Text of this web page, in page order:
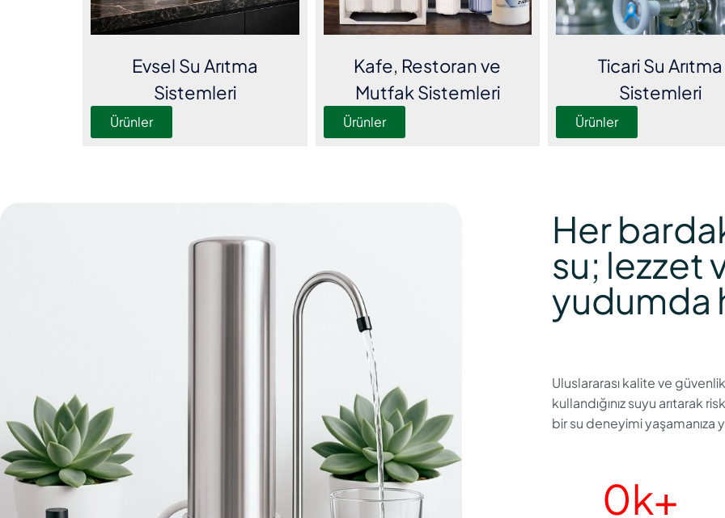
Evsel Su Arıtma
Sistemleri
Ürünler
Kafe, Restoran ve
Mutfak Sistemleri
Ürünler
Ticari Su Arıtma
Sistemleri
Ürünler
Her
su; lezzet
yudumda
Uluslararası kalite ve
kullandığınız suyu arıtarak
bir su deneyimi yaşamanıza
0k+